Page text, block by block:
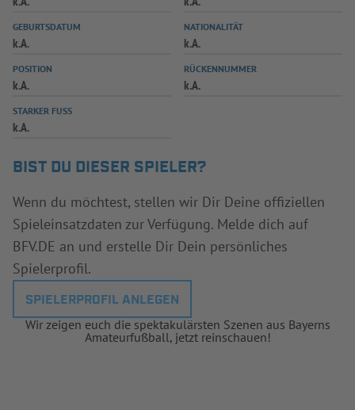
SPIELPLUS
GEBURTSDATUM
k.A.
NATIONALITÄT
k.A.
POSITION
k.A.
RÜCKENNUMMER
k.A.
STARKER FUSS
k.A.
BIST DU DIESER SPIELER?
Wenn du möchtest, stellen wir Dir Deine offiziellen
Spieleinsatzdaten zur Verfügung. Melde dich auf
BFV.DE an und erstelle Dir Dein persönliches
Spielerprofil.
SPIELERPROFIL ANLEGEN
Wir zeigen euch die spektakulärsten Szenen aus Bayerns
Amateurfußball, jetzt reinschauen!